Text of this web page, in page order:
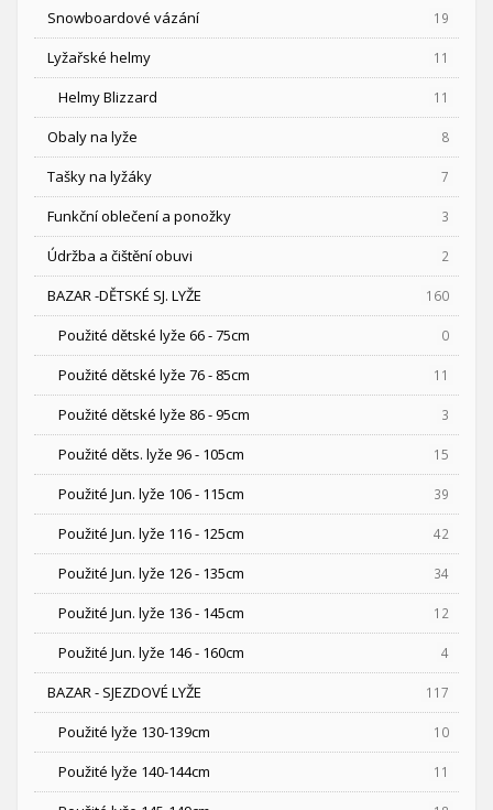
Snowboardové vázání 19
Lyžařské helmy 11
Helmy Blizzard 11
Obaly na lyže 8
Tašky na lyžáky 7
Funkční oblečení a ponožky 3
Údržba a čištění obuvi 2
BAZAR -DĚTSKÉ SJ. LYŽE 160
Použité dětské lyže 66 - 75cm 0
Použité dětské lyže 76 - 85cm 11
Použité dětské lyže 86 - 95cm 3
Použité děts. lyže 96 - 105cm 15
Použité Jun. lyže 106 - 115cm 39
Použité Jun. lyže 116 - 125cm 42
Použité Jun. lyže 126 - 135cm 34
Použité Jun. lyže 136 - 145cm 12
Použité Jun. lyže 146 - 160cm 4
BAZAR - SJEZDOVÉ LYŽE 117
Použité lyže 130-139cm 10
Použité lyže 140-144cm 11